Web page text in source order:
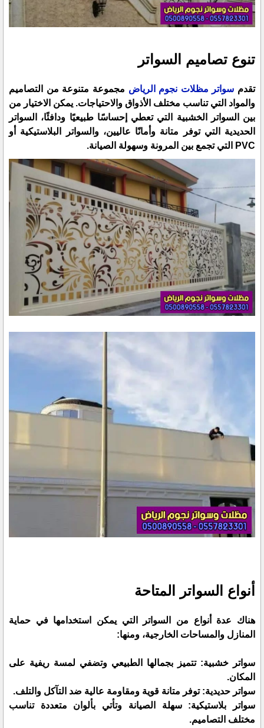
تنوع تصاميم السواتر
تقدم سواتر مظلات نجوم الرياض مجموعة متنوعة من التصاميم
والمواد التي تناسب مختلف الأذواق والاحتياجات. يمكن الاختيار من
بين السواتر الخشبية التي تعطي إحساسًا طبيعيًا ودافئًا، السواتر
الحديدية التي توفر متانة وأمانًا عاليين، والسواتر البلاستيكية أو
PVC التي تجمع بين المرونة وسهولة الصيانة.
أنواع السواتر المتاحة
هناك عدة أنواع من السواتر التي يمكن استخدامها في حماية
المنازل والمساحات الخارجية، ومنها:
سواتر خشبية: تتميز بجمالها الطبيعي وتضفي لمسة ريفية على
المكان.
سواتر حديدية: توفر متانة قوية ومقاومة عالية ضد التآكل والتلف.
سواتر بلاستيكية: سهلة الصيانة وتأتي بألوان متعددة تناسب
مختلف التصاميم.